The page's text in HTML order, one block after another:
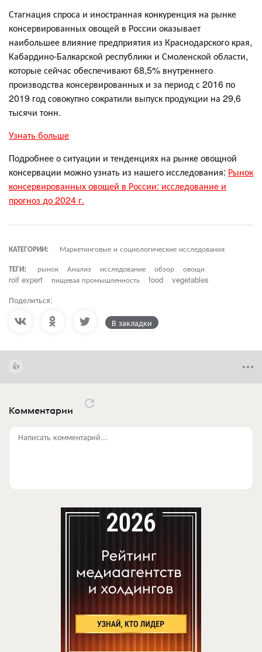
Стагнация спроса и иностранная конкуренция на рынке
консервированных овощей в России оказывает
наибольшее влияние предприятия из Краснодарского края,
Кабардино-Балкарской республики и Смоленской области,
которые сейчас обеспечивают 68,5% внутреннего
производства консервированных и за период с 2016 по
2019 год совокупно сократили выпуск продукции на 29,6
тысячи тонн.
Узнать больше
Подробнее о ситуации и тенденциях на рынке овощной
консервации можно узнать из нашего исследования: Рынок
консервированных овощей в России: исследование и
прогноз до 2024 г.
КАТЕГОРИИ:
Маркетинговые и социологические исследования
ТЕГИ:
рынок Анализ исследование обзор
овощи
roif expert
пищевая промышленность food vegetables
Поделиться:
В закладки
Комментарии
Написать комментарий...